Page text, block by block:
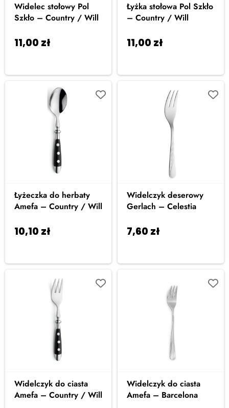
Widelec stołowy Pol
Szkło – Country / Will
11,00 zł
Łyżka stołowa Pol Szkło
– Country / Will
11,00 zł
Łyżeczka do herbaty
Amefa – Country / Will
10,10 zł
Widelczyk deserowy
Gerlach – Celestia
7,60 zł
Widelczyk do ciasta
Amefa – Country / Will
Widelczyk do ciasta
Amefa – Barcelona